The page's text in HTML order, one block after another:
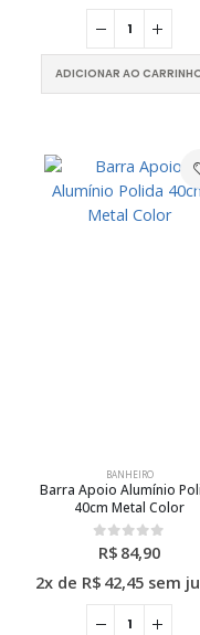
ADICIONAR AO
BANHEIRO
Barra Apoio Alumínio
40cm Metal Color
0out of 5
R$ 84,90
2x de R$ 42,45 sem